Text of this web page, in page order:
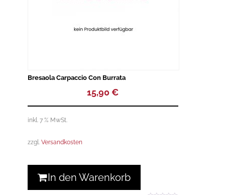
Bresaola Carpaccio Con Burrata
15,90€
inkl. 7 % MwSt.
zzgl. Versandkosten
In den Warenkorb